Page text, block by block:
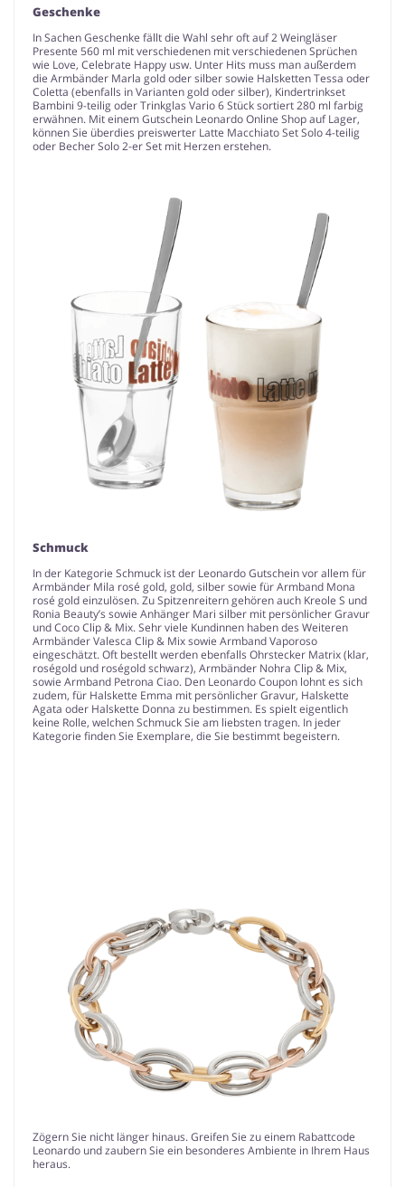
Geschenke
In Sachen Geschenke fällt die Wahl sehr oft auf 2 Weingläser
Presente 560 ml mit verschiedenen mit verschiedenen Sprüchen
wie Love, Celebrate Happy usw. Unter Hits muss man außerdem
die Armbänder Marla gold oder silber sowie Halsketten Tessa oder
Coletta (ebenfalls in Varianten gold oder silber), Kindertrinkset
Bambini 9-teilig oder Trinkglas Vario 6 Stück sortiert 280 ml farbig
erwähnen. Mit einem Gutschein Leonardo Online Shop auf Lager,
können Sie überdies preiswerter Latte Macchiato Set Solo 4-teilig
oder Becher Solo 2-er Set mit Herzen erstehen.
Schmuck
In der Kategorie Schmuck ist der Leonardo Gutschein vor allem für
Armbänder Mila rosé gold, gold, silber sowie für Armband Mona
rosé gold einzulösen. Zu Spitzenreitern gehören auch Kreole S und
Ronia Beauty’s sowie Anhänger Mari silber mit persönlicher Gravur
und Coco Clip & Mix. Sehr viele Kundinnen haben des Weiteren
Armbänder Valesca Clip & Mix sowie Armband Vaporoso
eingeschätzt. Oft bestellt werden ebenfalls Ohrstecker Matrix (klar,
roségold und roségold schwarz), Armbänder Nohra Clip & Mix,
sowie Armband Petrona Ciao. Den Leonardo Coupon lohnt es sich
zudem, für Halskette Emma mit persönlicher Gravur, Halskette
Agata oder Halskette Donna zu bestimmen. Es spielt eigentlich
keine Rolle, welchen Schmuck Sie am liebsten tragen. In jeder
Kategorie finden Sie Exemplare, die Sie bestimmt begeistern.
Zögern Sie nicht länger hinaus. Greifen Sie zu einem Rabattcode
Leonardo und zaubern Sie ein besonderes Ambiente in Ihrem Haus
heraus.